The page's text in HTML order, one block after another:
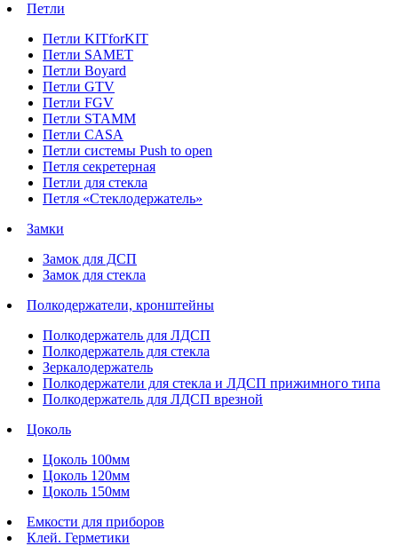
Петли
Петли KITforKIT
Петли SAMET
Петли Boyard
Петли GTV
Петли FGV
Петли STAMM
Петли CASA
Петли системы Push to open
Петля секретерная
Петли для стекла
Петля «Стеклодержатель»
Замки
Замок для ДСП
Замок для стекла
Полкодержатели, кронштейны
Полкодержатель для ЛДСП
Полкодержатель для стекла
Зеркалодержатель
Полкодержатели для стекла и ЛДСП прижимного типа
Полкодержатель для ЛДСП врезной
Цоколь
Цоколь 100мм
Цоколь 120мм
Цоколь 150мм
Емкости для приборов
Клей. Герметики